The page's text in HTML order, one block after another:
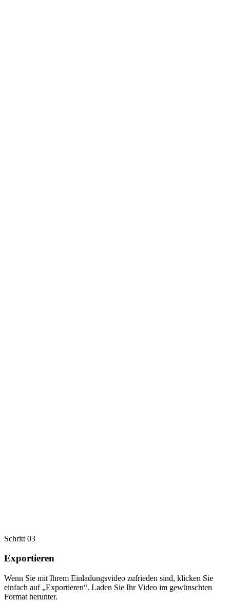
Schritt 03
Exportieren
Wenn Sie mit Ihrem Einladungsvideo zufrieden sind, klicken Sie
einfach auf „Exportieren“. Laden Sie Ihr Video im gewünschten
Format herunter.